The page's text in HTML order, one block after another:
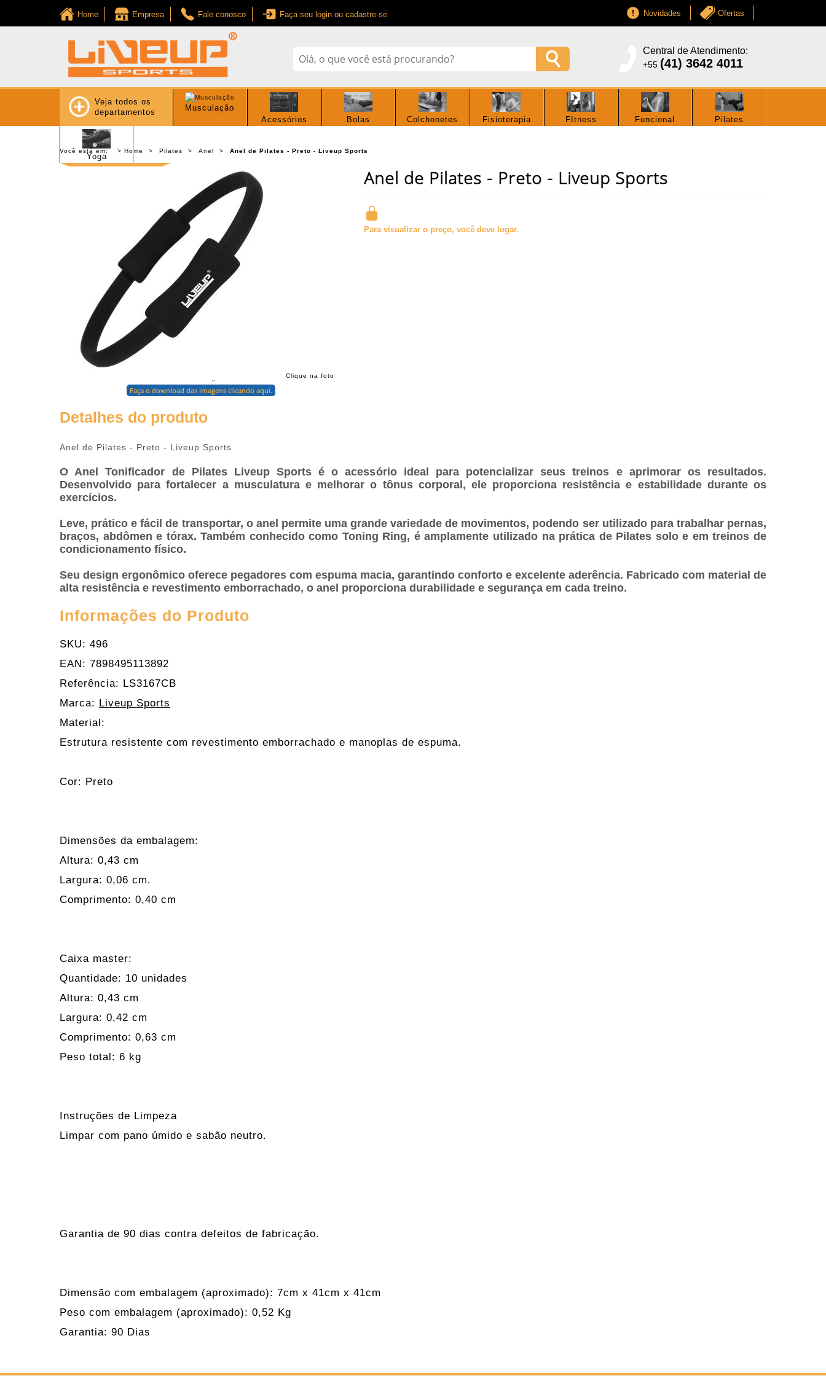
Home Empresa Fale conosco Faça seu login ou cadastre-se Novidades Ofertas
Central de Atendimento:
+55 (41) 3642 4011
Veja todos os
departamentos
Musculação
Acessórios
Bolas Colchonetes Fisioterapia FItness Funcional Pilates
Yoga
Você está em: Home Pilates Anel Anel de Pilates - Preto - Liveup Sports
Clique na foto
para ampliar
Faça o download das imagens clicando aqui.
Anel de Pilates - Preto - Liveup Sports
Para visualizar o preço, você deve logar.
Detalhes do produto
Anel de Pilates - Preto - Liveup Sports
O Anel Tonificador de Pilates Liveup Sports é o acessório ideal para potencializar seus treinos e aprimorar os resultados.
Desenvolvido para fortalecer a musculatura e melhorar o tônus corporal, ele proporciona resistência e estabilidade durante os
exercícios.
Leve, prático e fácil de transportar, o anel permite uma grande variedade de movimentos, podendo ser utilizado para trabalhar pernas,
braços, abdômen e tórax. Também conhecido como Toning Ring, é amplamente utilizado na prática de Pilates solo e em treinos de
condicionamento físico.
Seu design ergonômico oferece pegadores com espuma macia, garantindo conforto e excelente aderência. Fabricado com material de
alta resistência e revestimento emborrachado, o anel proporciona durabilidade e segurança em cada treino.
Informações do Produto
SKU: 496
EAN: 7898495113892
Referência: LS3167CB
Marca: Liveup Sports
Material:
Estrutura resistente com revestimento emborrachado e manoplas de espuma.
Cor: Preto
Dimensões da embalagem:
Altura: 0,43 cm
Largura: 0,06 cm.
Comprimento: 0,40 cm
Caixa master:
Quantidade: 10 unidades
Altura: 0,43 cm
Largura: 0,42 cm
Comprimento: 0,63 cm
Peso total: 6 kg
Instruções de Limpeza
Limpar com pano úmido e sabão neutro.
Garantia de 90 dias contra defeitos de fabricação.
Dimensão com embalagem (aproximado): 7cm x 41cm x 41cm
Peso com embalagem (aproximado): 0,52 Kg
Garantia: 90 Dias